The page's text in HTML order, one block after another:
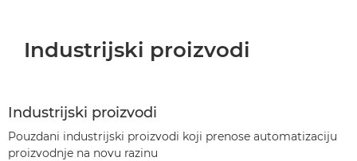
Industrijski proizvodi
Industrijski proizvodi
Pouzdani industrijski proizvodi koji prenose automatizaciju
proizvodnje na novu razinu